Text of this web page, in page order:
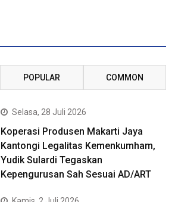
POPULAR COMMON
Selasa, 28 Juli 2026
Koperasi Produsen Makarti Jaya
Kantongi Legalitas Kemenkumham,
Yudik Sulardi Tegaskan
Kepengurusan Sah Sesuai AD/ART